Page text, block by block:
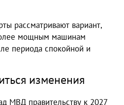
рассматривают вариант,
мощным машинам
периода спокойной и
изменения
МВД правительству к 2027